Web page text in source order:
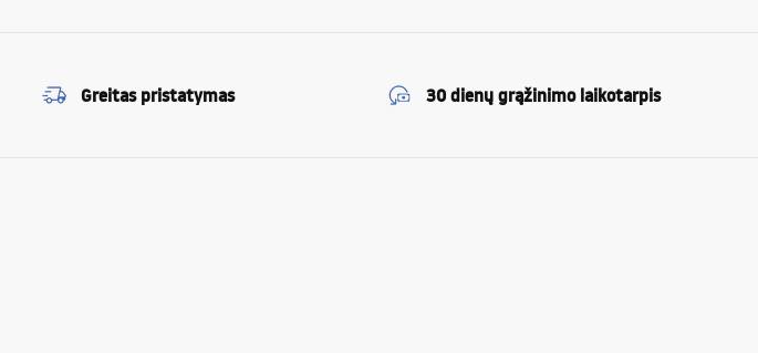
Greitas pristatymas 30 dienų grąžinimo laikotarpis